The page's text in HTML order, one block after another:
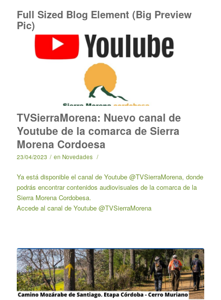
Full Sized Blog Element (Big Preview
Pic)
TVSierraMorena: Nuevo canal de
Youtube de la comarca de Sierra
Morena Cordoesa
23/04/2023 / en Novedades /
Ya está disponible el canal de Youtube @TVSierraMorena, donde
podrás encontrar contenidos audiovisuales de la comarca de la
Sierra Morena Cordobesa.
Accede al canal de Youtube @TVSierraMorena